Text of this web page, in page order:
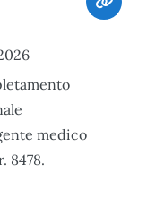
medico
8478.